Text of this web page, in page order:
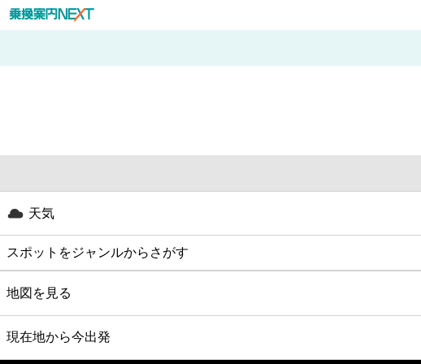
天気
スポットをジャンルからさがす
グルメ
映画
地図を見る
現在地から今出発